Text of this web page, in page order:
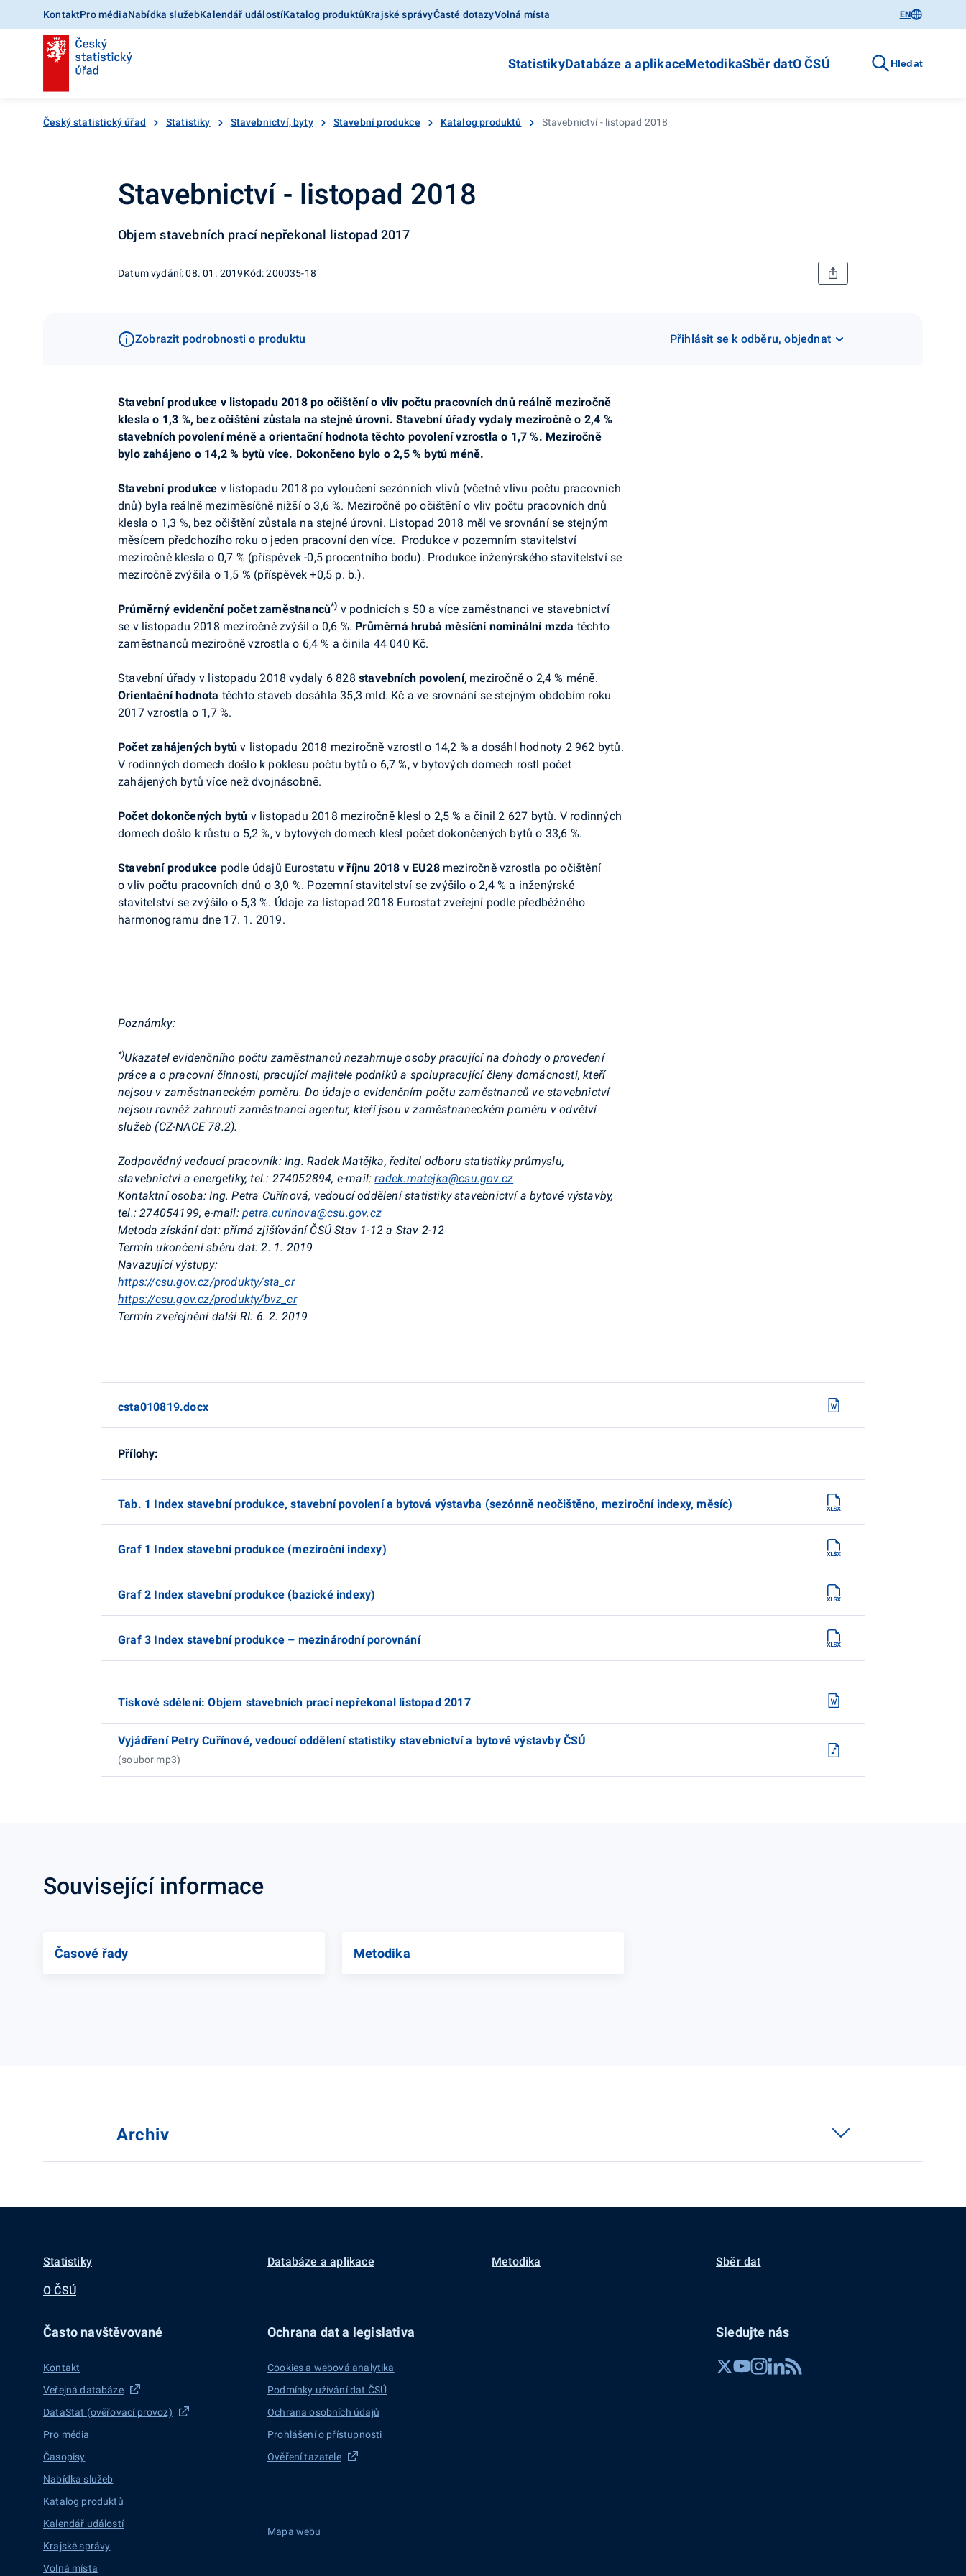
KontaktPro médiaNabídka služebKalendář událostíKatalog produktůKrajské správyČasté dotazyVolná místa EN
StatistikyDatabáze a aplikaceMetodikaSběr datO ČSÚ Hledat
Český statistický úřad Statistiky Stavebnictví, byty Stavební produkce Katalog produktů Stavebnictví - listopad 2018
Stavebnictví - listopad 2018
Objem stavebních prací nepřekonal listopad 2017
Datum vydání: 08. 01. 2019Kód: 200035-18
Zobrazit podrobnosti o produktu Přihlásit se k odběru, objednat
Stavební produkce v listopadu 2018 po očištění o vliv počtu pracovních dnů reálně meziročně
klesla o 1,3 %,bez očištění zůstala na stejné úrovni. Stavební úřady vydaly meziročně o 2,4 %
stavebních povolení méně a orientační hodnota těchto povolenívzrostla o 1,7 %. Meziročně
bylo zahájeno o 14,2 % bytů více. Dokončeno bylo o 2,5 % bytů méně.
Stavební produkce v listopadu 2018 po vyloučení sezónních vlivů (včetně vlivu počtu pracovních
dnů) byla reálně meziměsíčně nižší o 3,6 %. Meziročně po očištění o vliv počtu pracovních dnů
klesla o 1,3 %, bez očištění zůstala na stejné úrovni. Listopad 2018 měl ve srovnání se stejným
měsícem předchozího roku o jeden pracovní den více. Produkce v pozemním stavitelství
meziročně klesla o 0,7 % (příspěvek -0,5 procentního bodu). Produkce inženýrského stavitelství se
meziročně zvýšila o 1,5 % (příspěvek +0,5 p. b.).
Průměrný evidenční počet zaměstnanců*) v podnicích s 50 a více zaměstnanci ve stavebnictví
se v listopadu 2018 meziročně zvýšil o 0,6 %. Průměrná hrubá měsíční nominální mzda těchto
zaměstnanců meziročně vzrostla o 6,4 % a činila 44 040 Kč.
Stavební úřady v listopadu 2018 vydaly 6 828 stavebních povolení, meziročně o 2,4 % méně.
Orientační hodnota těchto staveb dosáhla 35,3 mld. Kč a ve srovnání se stejným obdobím roku
2017 vzrostla o 1,7 %.
Počet zahájených bytů v listopadu 2018 meziročně vzrostl o 14,2 % a dosáhl hodnoty 2 962 bytů.
V rodinných domech došlo k poklesu počtu bytů o 6,7 %, v bytových domech rostl počet
zahájených bytů více než dvojnásobně.
Počet dokončených bytů v listopadu 2018 meziročně klesl o 2,5 % a činil 2 627 bytů. V rodinných
domech došlo k růstu o 5,2 %, v bytových domech klesl počet dokončených bytů o 33,6 %.
Stavební produkce podle údajů Eurostatu v říjnu 2018 v EU28 meziročně vzrostla po očištění
o vliv počtu pracovních dnů o 3,0 %. Pozemní stavitelství se zvýšilo o 2,4 % a inženýrské
stavitelství se zvýšilo o 5,3 %. Údaje za listopad 2018 Eurostatzveřejní podle předběžného
harmonogramu dne 17. 1. 2019.
Poznámky:
*)Ukazatel evidenčního počtu zaměstnanců nezahrnuje osoby pracující na dohody o provedení
práce a o pracovní činnosti, pracující majitele podniků a spolupracující členy domácnosti, kteří
nejsou v zaměstnaneckém poměru. Do údaje o evidenčním počtu zaměstnanců ve stavebnictví
nejsou rovněž zahrnuti zaměstnanci agentur, kteří jsou v zaměstnaneckém poměru v odvětví
služeb (CZ-NACE 78.2).
Zodpovědný vedoucí pracovník: Ing. Radek Matějka, ředitel odboru statistiky průmyslu,
stavebnictví a energetiky, tel.: 274052894, e-mail:radek.matejka@csu.gov.cz
Kontaktní osoba: Ing. Petra Cuřínová, vedoucí oddělení statistiky stavebnictví a bytové výstavby,
tel.: 274054199, e-mail: petra.curinova@csu.gov.cz
Metoda získání dat: přímá zjišťování ČSÚ Stav 1-12 a Stav 2-12
Termín ukončení sběru dat: 2. 1. 2019
Navazující výstupy:
https://csu.gov.cz/produkty/sta_cr
https://csu.gov.cz/produkty/bvz_cr
Termín zveřejnění další RI: 6. 2. 2019
csta010819.docx
Přílohy:
Tab. 1 Index stavební produkce, stavební povolení a bytová výstavba (sezónně neočištěno, meziroční indexy, měsíc)
Graf 1 Index stavební produkce (meziroční indexy)
Graf 2 Index stavební produkce (bazické indexy)
Graf 3 Index stavební produkce – mezinárodní porovnání
Tiskové sdělení: Objem stavebních prací nepřekonal listopad 2017
Vyjádření Petry Cuřínové, vedoucí oddělení statistiky stavebnictví a bytové výstavby ČSÚ
(soubor mp3)
Související informace
Časové řady Metodika
Archiv
Statistiky Databáze a aplikace Metodika Sběr dat
O ČSÚ
Často navštěvované
Kontakt
Veřejná databáze
DataStat (ověřovací provoz)
Pro média
Časopisy
Nabídka služeb
Katalog produktů
Kalendář událostí
Krajské správy
Volná místa
Ochrana dat a legislativa
Cookies a webová analytika
Podmínky užívání dat ČSÚ
Ochrana osobních údajů
Prohlášení o přístupnosti
Ověření tazatele
Mapa webu
Sledujte nás